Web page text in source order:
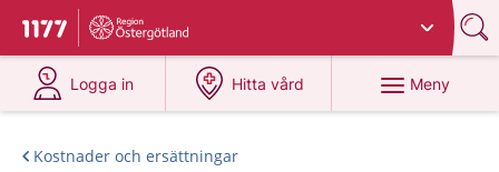
Till startsidan för 1177
Du har valt region
Logga in
på 1177.se
Hitta vård
på 1177.se
Meny
Kostnader och ersättningar